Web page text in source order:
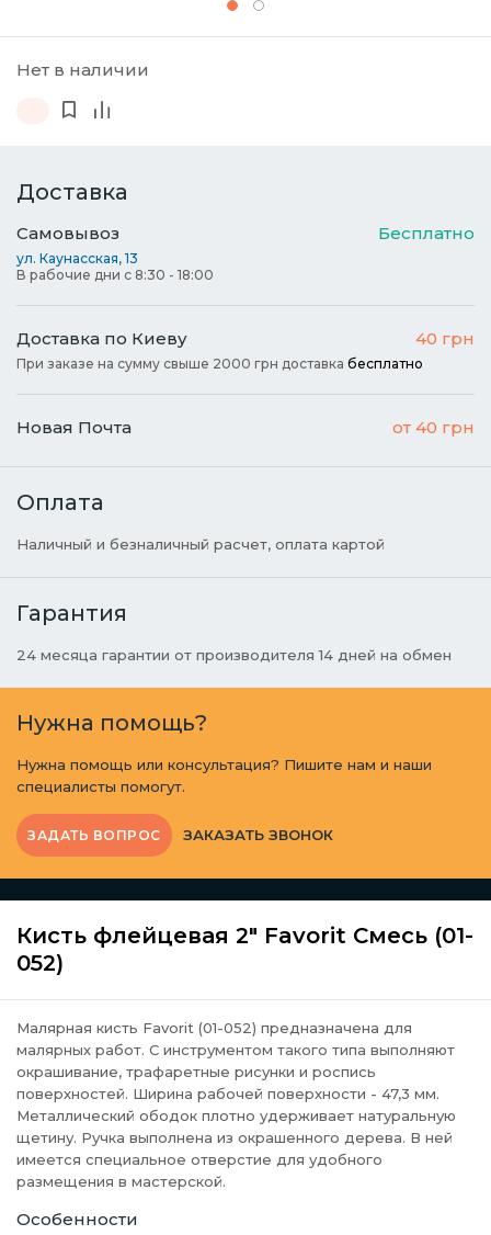
Нет в наличии
Доставка
Самовывоз Бесплатно
ул. Каунасская, 13
В рабочие дни с 8:30 - 18:00
Доставка по Киеву 40 грн
При заказе на сумму свыше 2000 грн доставка бесплатно
Новая Почта от 40 грн
Оплата
Наличный и безналичный расчет, оплата картой
Гарантия
24 месяца гарантии от производителя 14 дней на обмен
Нужна помощь?
Нужна помощь или консультация? Пишите нам и наши
специалисты помогут.
ЗАДАТЬ ВОПРОС ЗАКАЗАТЬ ЗВОНОК
Кисть флейцевая 2" Favorit Смесь (01-
052)
Малярная кисть Favorit (01-052) предназначена для
малярных работ. С инструментом такого типа выполняют
окрашивание, трафаретные рисунки и роспись
поверхностей. Ширина рабочей поверхности - 47,3 мм.
Металлический ободок плотно удерживает натуральную
щетину. Ручка выполнена из окрашенного дерева. В ней
имеется специальное отверстие для удобного
размещения в мастерской.
Особенности